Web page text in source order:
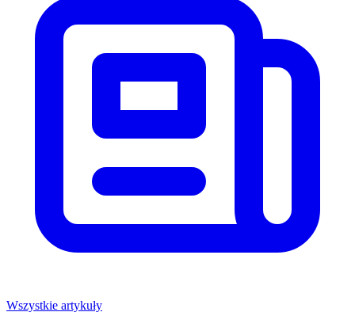
Wszystkie artykuły